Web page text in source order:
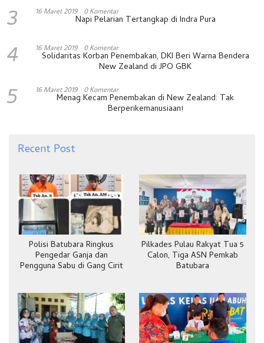
3 16 Maret 2019 0 Komentar
Napi Pelarian Tertangkap di Indra Pura
4 16 Maret 2019 0 Komentar
Solidaritas Korban Penembakan, DKI Beri Warna Bendera
New Zealand di JPO GBK
5 16 Maret 2019 0 Komentar
Menag Kecam Penembakan di New Zealand: Tak
Berperikemanusiaan!
Recent Post
Polisi Batubara Ringkus
Pengedar Ganja dan
Pengguna Sabu di Gang Cirit
Pilkades Pulau Rakyat Tua 5
Calon, Tiga ASN Pemkab
Batubara